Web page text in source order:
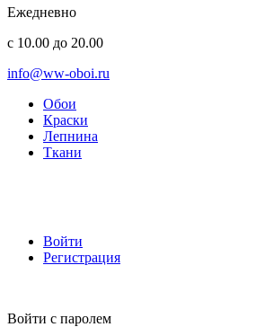
Ежедневно
с 10.00 до 20.00
info@ww-oboi.ru
Обои
Краски
Лепнина
Ткани
Войти
Регистрация
Войти с паролем